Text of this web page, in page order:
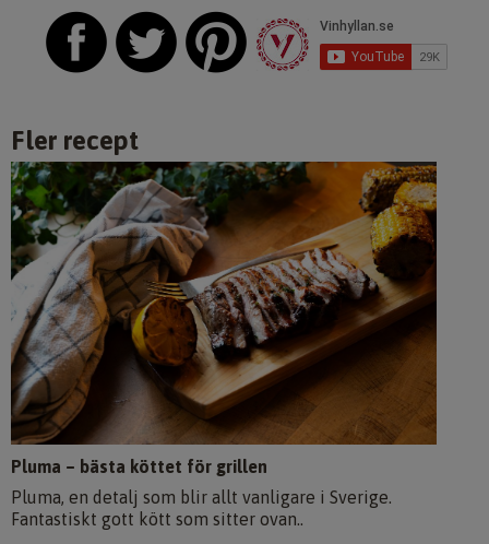
Fler recept
Pluma – bästa köttet för grillen
Pluma, en detalj som blir allt vanligare i Sverige.
Fantastiskt gott kött som sitter ovan..